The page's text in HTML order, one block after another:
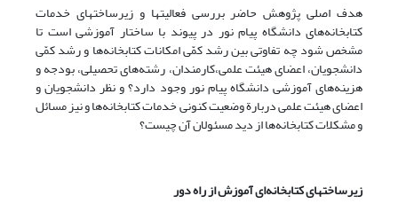
هدف اصلی پژوهش حاضر بررسی فعالیتها و زیرساختهای خدمات
کتابخانه‌های دانشگاه پیام نور در پیوند با ساختار آموزشی است تا
مشخص شود چه تفاوتی بین رشد کمّی امکانات کتابخانه‌ها و رشد کمّی
دانشجویان، اعضای‌ هیئت علمی،کارمندان، رشته‌های تحصیلی، بودجه و
‌هزینه‌های آموزشی دانشگاه پیام نور وجود دارد؟ و نظر دانشجویان و
اعضای‌ هیئت علمی دربارة وضعیت کنونی خدمات کتابخانه‌ها و نیز مسائل
و مشکلات کتابخانه‌ها از دید مسئولان آن چیست؟
زیرساختهای کتابخانه‌ای آموزش از راه دور